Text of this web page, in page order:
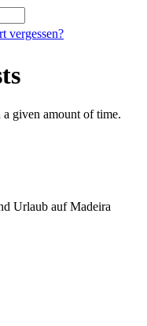
vergessen?
Urlaub auf Madeira